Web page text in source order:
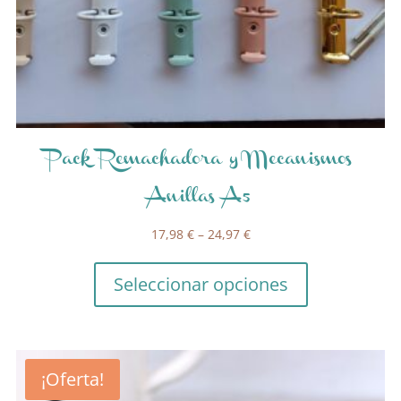
Pack Remachadora y Mecanismos
Anillas A5
17,98 €– 24,97 €
Seleccionar opciones
¡Oferta!